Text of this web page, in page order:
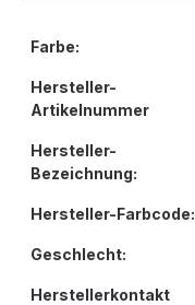
Farbe:
Hersteller-
Artikelnummer
Hersteller-
Bezeichnung:
Hersteller-Farbcode:
Geschlecht:
Herstellerkontakt